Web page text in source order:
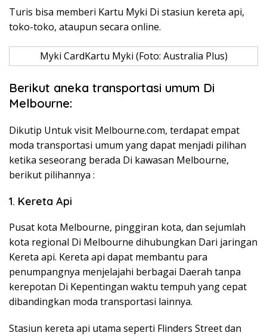
Turis bisa memberi Kartu Myki Di stasiun kereta api,
toko-toko, ataupun secara online.
Myki CardKartu Myki (Foto: Australia Plus)
Berikut aneka transportasi umum Di
Melbourne:
Dikutip Untuk visit Melbourne.com, terdapat empat
moda transportasi umum yang dapat menjadi pilihan
ketika seseorang berada Di kawasan Melbourne,
berikut pilihannya :
1. Kereta Api
Pusat kota Melbourne, pinggiran kota, dan sejumlah
kota regional Di Melbourne dihubungkan Dari jaringan
Kereta api. Kereta api dapat membantu para
penumpangnya menjelajahi berbagai Daerah tanpa
kerepotan Di Kepentingan waktu tempuh yang cepat
dibandingkan moda transportasi lainnya.
Stasiun kereta api utama seperti Flinders Street dan